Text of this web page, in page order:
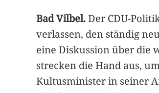
Bad Vilbel.Der CDU-
verlassen, den ständig
eine Diskussion über die
strecken die Hand aus,
Kultusminister in seiner